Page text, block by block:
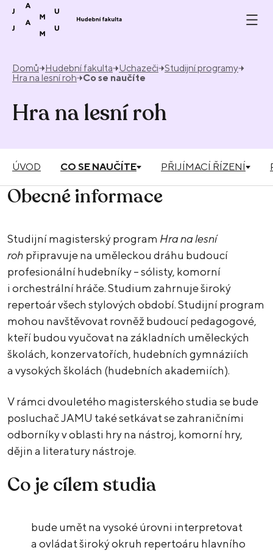
Přeskočit na obsah
Domů Hudební fakulta Uchazeči Studijní programy
Hra na lesní roh
Co se naučíte
Hra na lesní roh
ÚVOD CO SE NAUČÍTE PŘIJÍMACÍ ŘÍZENÍ
Obecné informace
Studijní magisterský program Hra na lesní
roh připravuje na uměleckou dráhu budoucí
profesionální hudebníky – sólisty, komorní
i orchestrální hráče. Studium zahrnuje široký
repertoár všech stylových období. Studijní program
mohou navštěvovat rovněž budoucí pedagogové,
kteří budou vyučovat na základních uměleckých
školách, konzervatořích, hudebních gymnáziích
a vysokých školách (hudebních akademiích).
V rámci dvouletého magisterského studia se bude
posluchač JAMU také setkávat se zahraničními
odborníky v oblasti hry na nástroj, komorní hry,
dějin a literatury nástroje.
Co je cílem studia
bude umět na vysoké úrovni interpretovat
a ovládat široký okruh repertoáru hlavního